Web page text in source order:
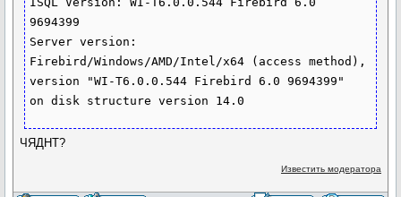
9694399
Server version:
Firebird/Windows/AMD/Intel/x64 (access method),
version "WI-T6.0.0.544 Firebird 6.0 9694399"
ЧЯДНТ?
Известить модератора